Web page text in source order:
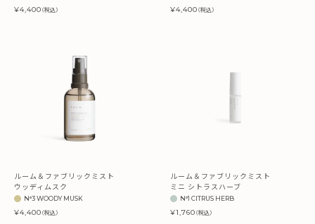
¥4,400（税込） ¥4,400（税込）
ルーム＆ファブリックミスト
ウッディムスク
N°3 WOODY MUSK
¥4,400（税込）
ルーム＆ファブリックミスト
ミニ シトラスハーブ
N°1 CITRUS HERB
¥1,760（税込）